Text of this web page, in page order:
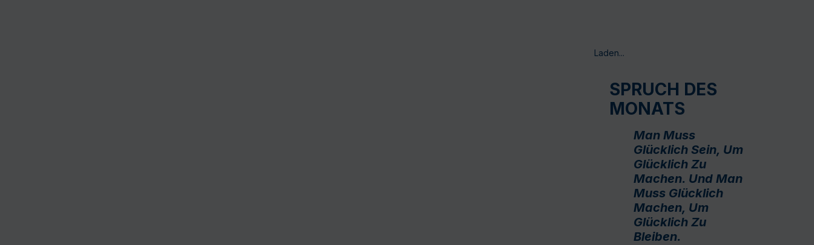
Laden...
SPRUCH DES
MONATS
Man Muss
Glücklich Sein, Um
Glücklich Zu
Machen. Und Man
Muss Glücklich
Machen, Um
Glücklich Zu
Bleiben.